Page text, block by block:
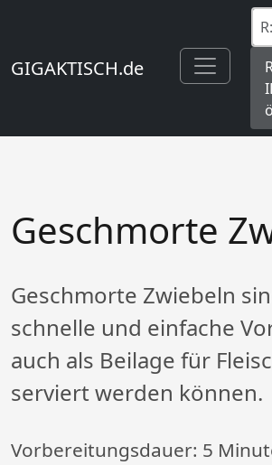
GIGAKTISCH.de
Geschmorte
Geschmorte Zwiebeln
schnelle und einfache
auch als Beilage für
serviert werden können.
Vorbereitungsdauer: 5